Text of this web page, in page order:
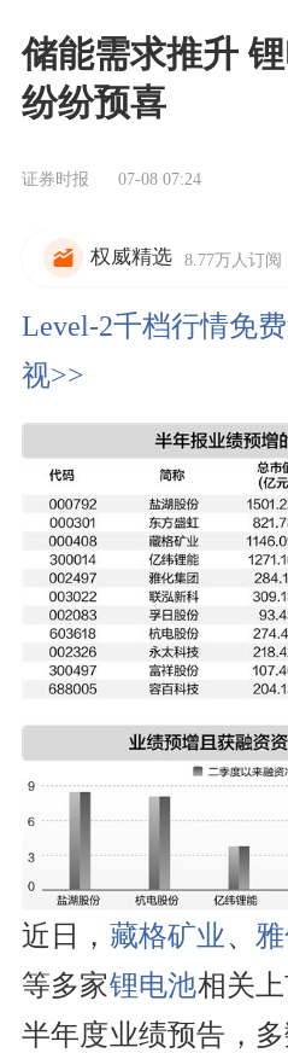
储能需求推升
纷纷预喜
证券时报 07-08 07:24
权威精选 8.77万人订阅
Level-2千档行情免
视>>
近日， 藏格矿业、
等多家锂电池相关
半年度业绩预告，